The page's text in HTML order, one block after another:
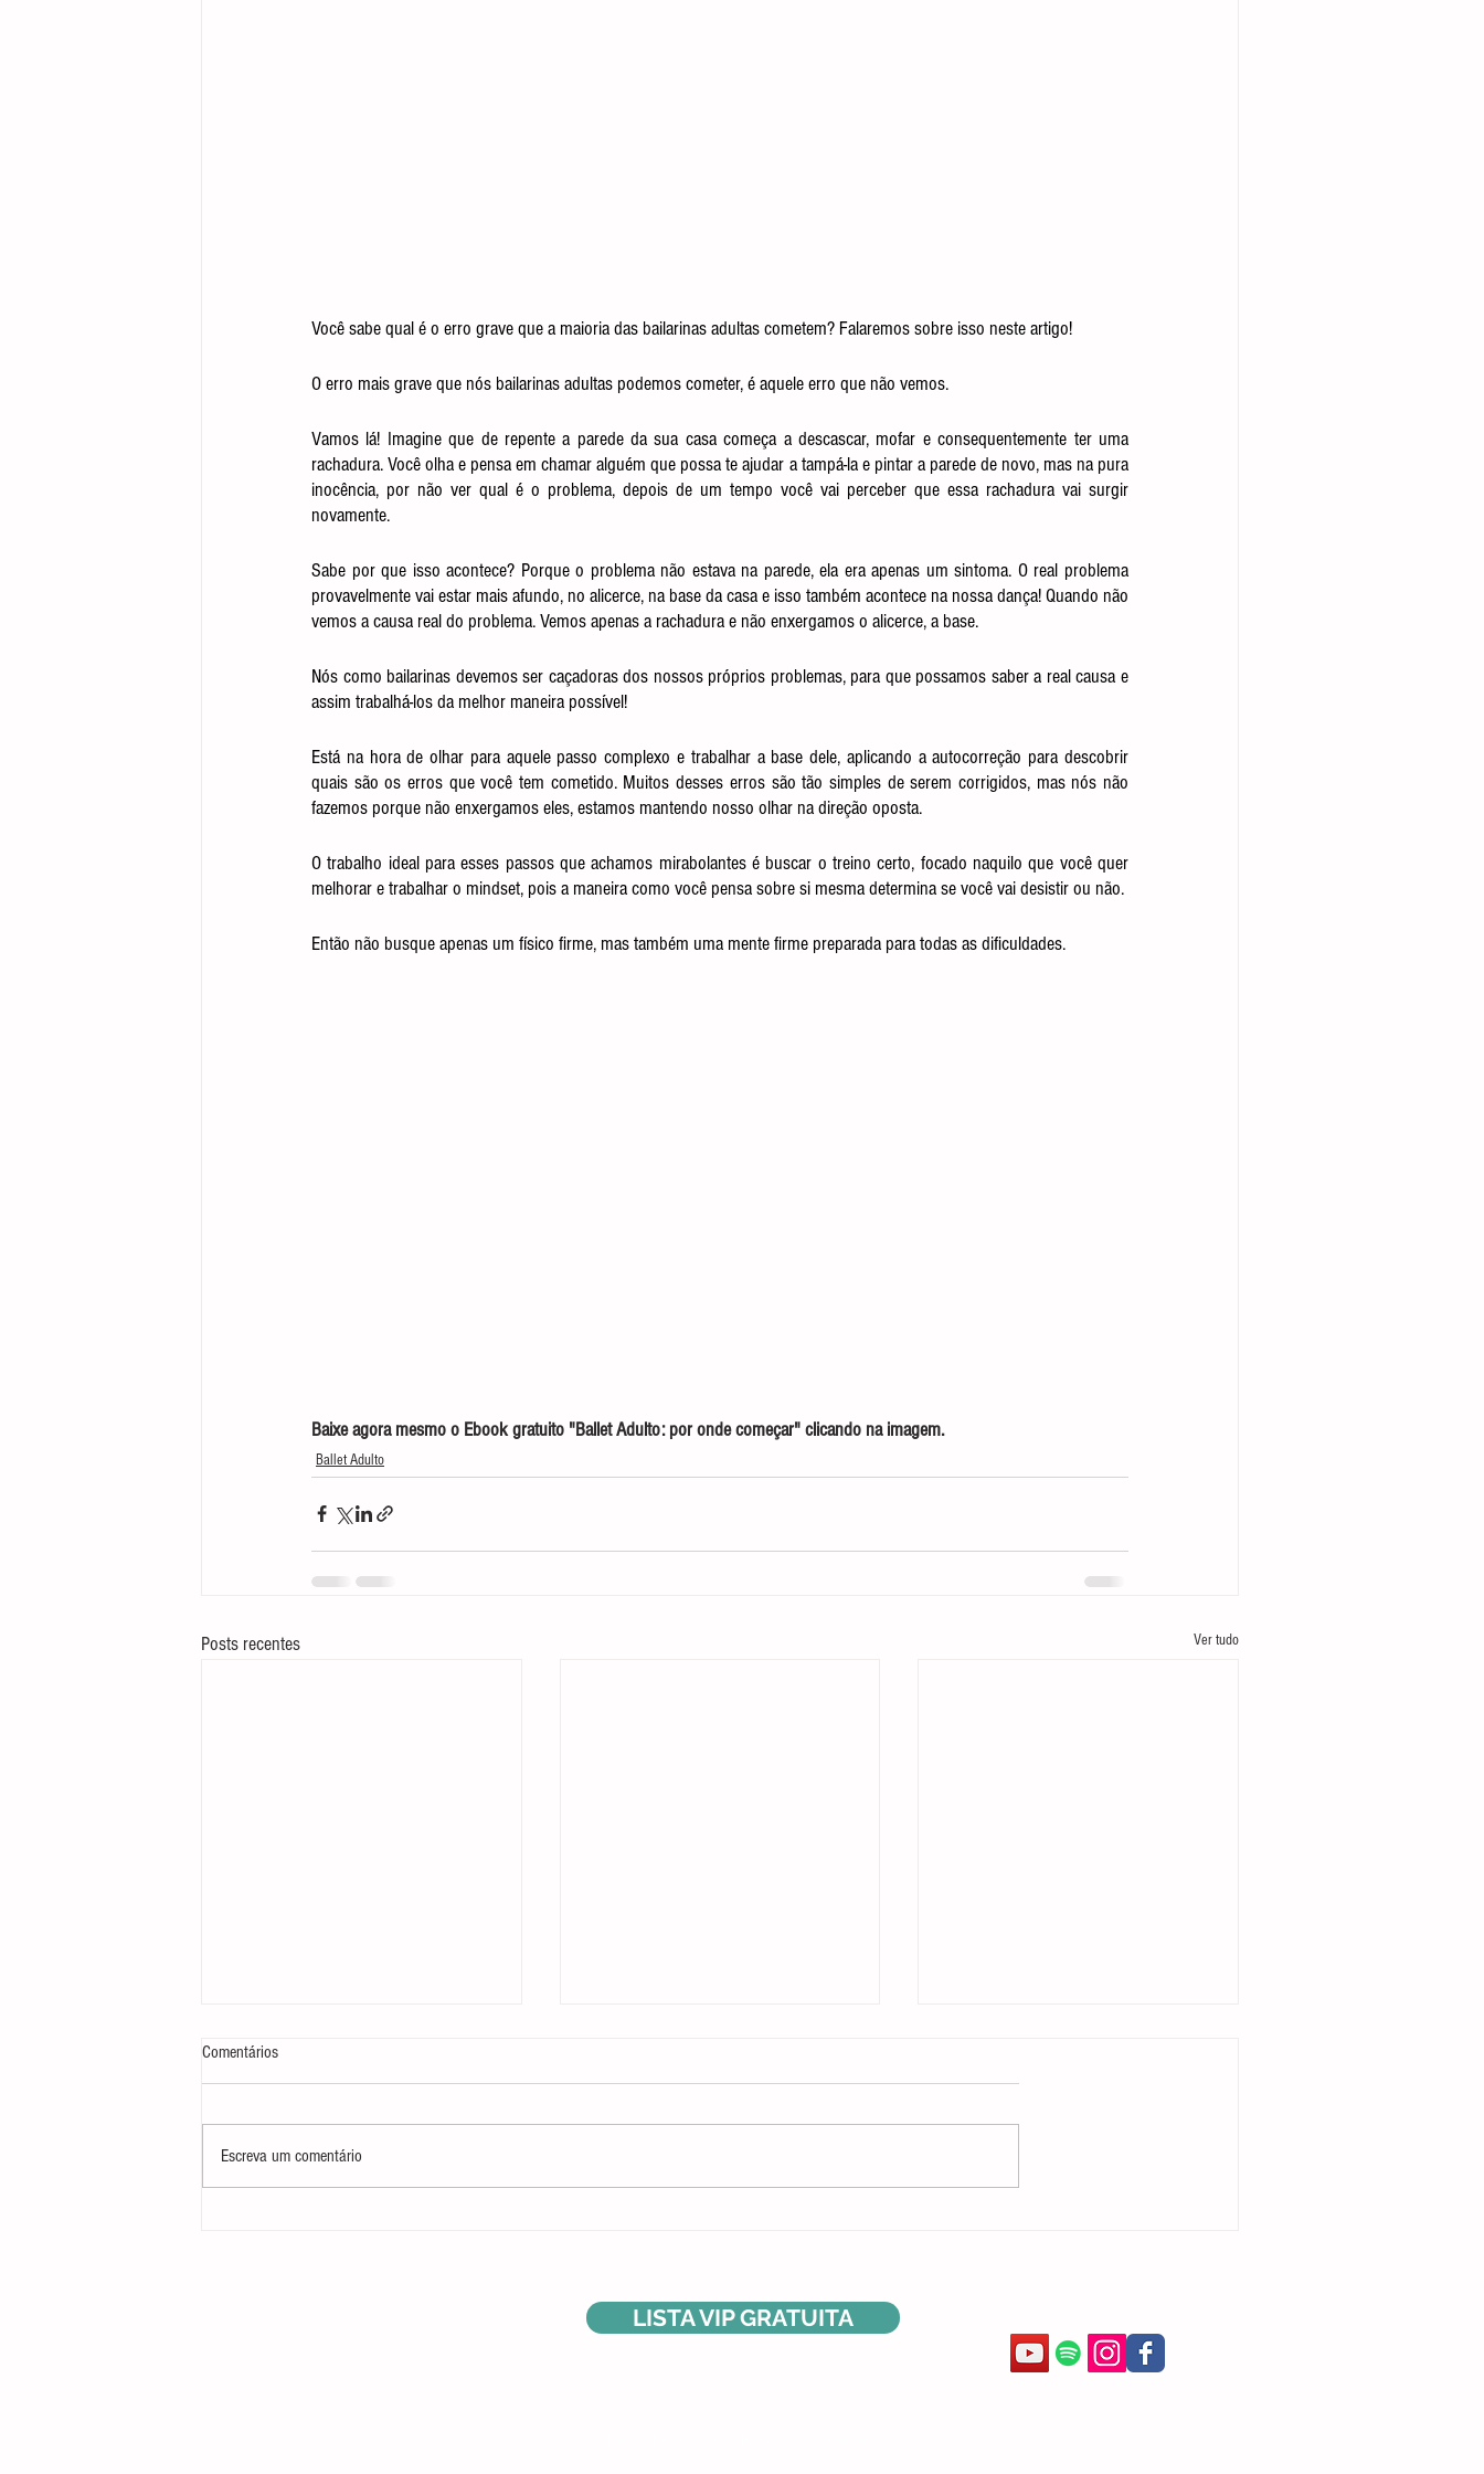
Você sabe qual é o erro grave que a maioria das bailarinas adultas cometem? Falaremos sobre isso neste artigo!
O erro mais grave que nós bailarinas adultas podemos cometer, é aquele erro que não vemos.
Vamos lá! Imagine que de repente a parede da sua casa começa a descascar, mofar e consequentemente ter uma
rachadura. Você olha e pensa em chamar alguém que possa te ajudar a tampá-la e pintar a parede de novo, mas na pura
inocência, por não ver qual é o problema, depois de um tempo você vai perceber que essa rachadura vai surgir
novamente.
Sabe por que isso acontece? Porque o problema não estava na parede, ela era apenas um sintoma. O real problema
provavelmente vai estar mais afundo, no alicerce, na base da casa e isso também acontece na nossa dança! Quando não
vemos a causa real do problema. Vemos apenas a rachadura e não enxergamos o alicerce, a base.
Nós como bailarinas devemos ser caçadoras dos nossos próprios problemas, para que possamos saber a real causa e
assim trabalhá-los da melhor maneira possível!
Está na hora de olhar para aquele passo complexo e trabalhar a base dele, aplicando a autocorreção para descobrir
quais são os erros que você tem cometido. Muitos desses erros são tão simples de serem corrigidos, mas nós não
fazemos porque não enxergamos eles, estamos mantendo nosso olhar na direção oposta.
O trabalho ideal para esses passos que achamos mirabolantes é buscar o treino certo, focado naquilo que você quer
melhorar e trabalhar o mindset, pois a maneira como você pensa sobre si mesma determina se você vai desistir ou não.
Então não busque apenas um físico firme, mas também uma mente firme preparada para todas as dificuldades.
Baixe agora mesmo o Ebook gratuito "Ballet Adulto: por onde começar" clicando na imagem.
Ballet Adulto
Posts recentes Ver tudo
Comentários
Escreva um comentário
LISTA VIP GRATUITA